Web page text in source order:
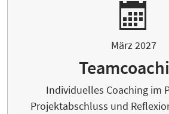
März 2027
Individuelles Coaching im
Projektabschluss und